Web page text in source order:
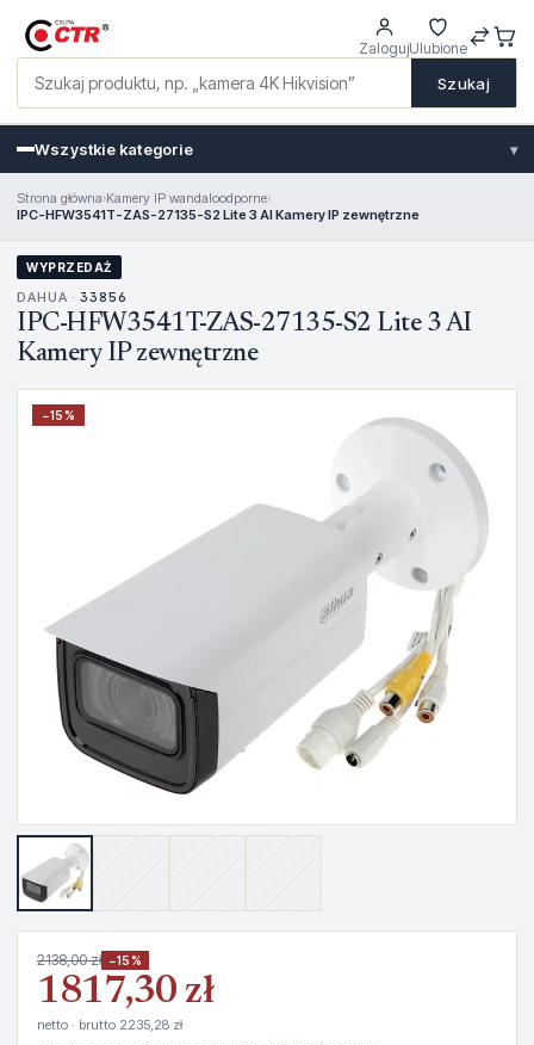
Szukaj
ZalogujUlubione
Wszystkie kategorie ▾
Strona główna›Kamery IP wandaloodporne›
IPC-HFW3541T-ZAS-27135-S2 Lite 3 AI Kamery IP zewnętrzne
WYPRZEDAŻ
DAHUA · 33856
IPC-HFW3541T-ZAS-27135-S2 Lite 3 AI
Kamery IP zewnętrzne
−15%
2138,00 zł −15%
1817,30 zł
netto · brutto 2235,28 zł